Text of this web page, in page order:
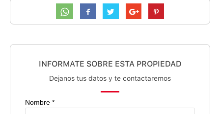
INFORMATE SOBRE ESTA PROPIEDAD
Dejanos tus datos y te contactaremos
Nombre *